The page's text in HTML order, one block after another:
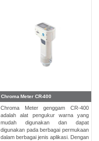
Chroma Meter CR-400
Chroma Meter genggam CR-400
adalah alat pengukur warna yang
mudah digunakan dan dapat
digunakan pada berbagai permukaan
dalam berbagai jenis aplikasi. Dengan